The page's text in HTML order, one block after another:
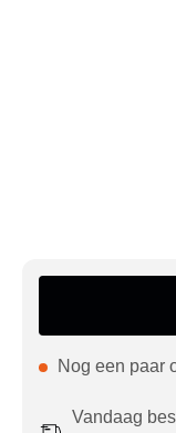
Porsche
Nog een paar
Vandaag